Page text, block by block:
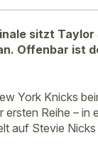
sitzt
Offenbar ist
York Knicks
ersten Reihe –
auf Stevie